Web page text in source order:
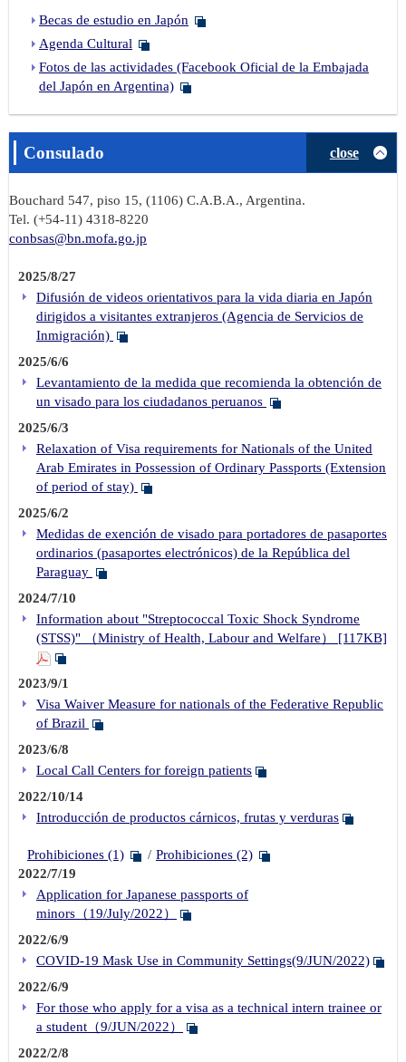
Becas de estudio en Japón
Agenda Cultural
Fotos de las actividades (Facebook Oficial de la Embajada
del Japón en Argentina)
Consulado close
Bouchard 547, piso 15, (1106) C.A.B.A., Argentina.
Tel. (+54-11) 4318-8220
conbsas@bn.mofa.go.jp
2025/8/27
Difusión de videos orientativos para la vida diaria en Japón
dirigidos a visitantes extranjeros (Agencia de Servicios de
Inmigración)
2025/6/6
Levantamiento de la medida que recomienda la obtención de
un visado para los ciudadanos peruanos
2025/6/3
Relaxation of Visa requirements for Nationals of the United
Arab Emirates in Possession of Ordinary Passports (Extension
of period of stay)
2025/6/2
Medidas de exención de visado para portadores de pasaportes
ordinarios (pasaportes electrónicos) de la República del
Paraguay
2024/7/10
Information about "Streptococcal Toxic Shock Syndrome
(STSS)" （Ministry of Health, Labour and Welfare） [117KB]
2023/9/1
Visa Waiver Measure for nationals of the Federative Republic
of Brazil
2023/6/8
Local Call Centers for foreign patients
2022/10/14
Introducción de productos cárnicos, frutas y verduras
Prohibiciones (1)
Prohibiciones (2)
2022/7/19
Application for Japanese passports of
minors（19/July/2022）
2022/6/9
COVID-19 Mask Use in Community Settings(9/JUN/2022)
2022/6/9
For those who apply for a visa as a technical intern trainee or
a student（9/JUN/2022）
2022/2/8